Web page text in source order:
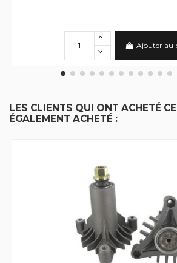
Ajouter au
LES CLIENTS QUI ONT ACHETÉ
ÉGALEMENT ACHETÉ :